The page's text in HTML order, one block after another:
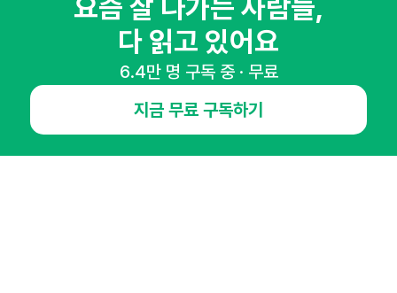
오픈애즈란 제휴문의
인사이터 신청
요즘 잘 나가는 사람들,
다 읽고 있어요
6.4만 명 구독 중 · 무료
지금 무료 구독하기